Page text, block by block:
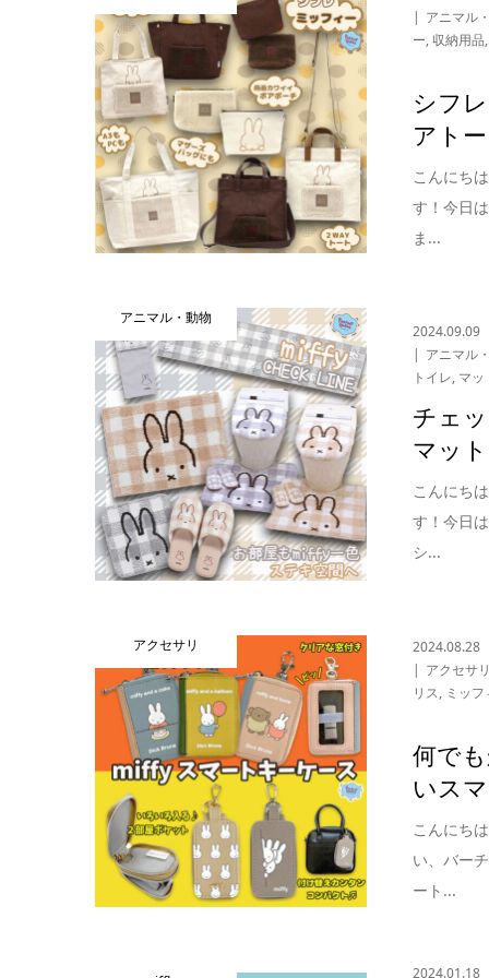
アニマル
ー, 収納用品
シフ
アト
こんにち
す！今日
ま...
アニマル・動物
2024.09.09
アニマル
トイレ, マッ
チェ
マッ
こんにち
す！今日
シ...
アクセサリ
2024.08.28
アクセサ
リス, ミッ
何で
いス
こんにち
い、バー
ート...
2024.01.18